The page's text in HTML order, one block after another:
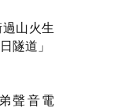
山火生
隧道」
聲音電